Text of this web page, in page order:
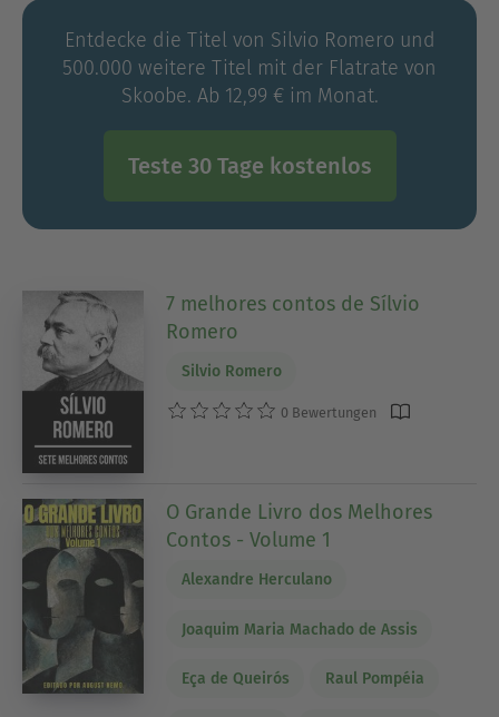
Entdecke die Titel von Silvio Romero und
500.000 weitere Titel mit der Flatrate von
Skoobe. Ab 12,99 € im Monat.
Teste 30 Tage kostenlos
7 melhores contos de Sílvio
Romero
Silvio Romero
0 Bewertungen
O Grande Livro dos Melhores
Contos - Volume 1
Alexandre Herculano
Joaquim Maria Machado de Assis
Eça de Queirós Raul Pompéia